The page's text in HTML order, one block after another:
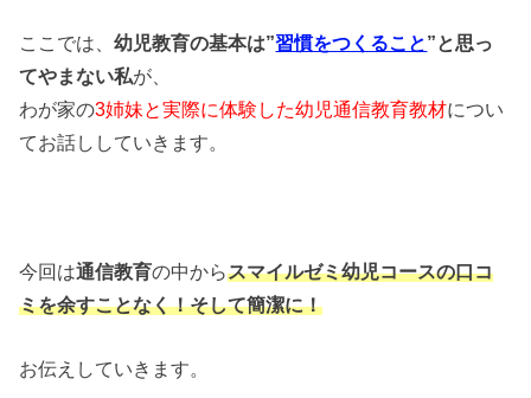
ここでは、幼児教育の基本は”習慣をつくること”と思っ
てやまない私が、
わが家の3姉妹と実際に体験した幼児通信教育教材につい
てお話ししていきます。
今回は通信教育の中からスマイルゼミ幼児コースの口コ
ミを余すことなく！そして簡潔に！
お伝えしていきます。